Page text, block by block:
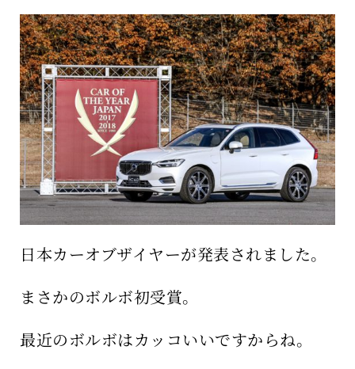
当日の過ごし方
保育所のご案内
ボヤキ100%
日本カーオブザイヤーが発表されました。
まさかのボルボ初受賞。
最近のボルボはカッコいいですからね。